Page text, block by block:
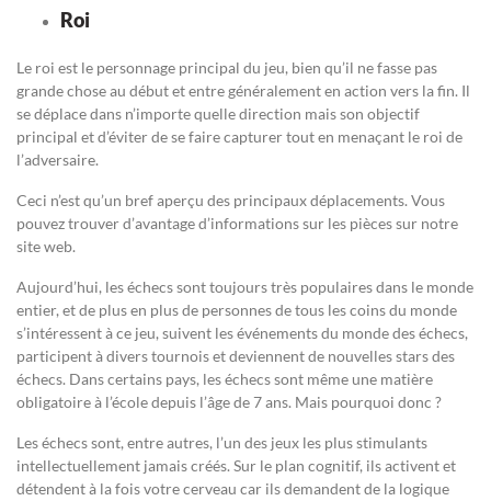
Roi
Le roi est le personnage principal du jeu, bien qu’il ne fasse pas
grande chose au début et entre généralement en action vers la fin. Il
se déplace dans n’importe quelle direction mais son objectif
principal et d’éviter de se faire capturer tout en menaçant le roi de
l’adversaire.
Ceci n’est qu’un bref aperçu des principaux déplacements. Vous
pouvez trouver d’avantage d’informations sur les pièces sur notre
site web.
Aujourd’hui, les échecs sont toujours très populaires dans le monde
entier, et de plus en plus de personnes de tous les coins du monde
s’intéressent à ce jeu, suivent les événements du monde des échecs,
participent à divers tournois et deviennent de nouvelles stars des
échecs. Dans certains pays, les échecs sont même une matière
obligatoire à l’école depuis l’âge de 7 ans. Mais pourquoi donc ?
Les échecs sont, entre autres, l’un des jeux les plus stimulants
intellectuellement jamais créés. Sur le plan cognitif, ils activent et
détendent à la fois votre cerveau car ils demandent de la logique